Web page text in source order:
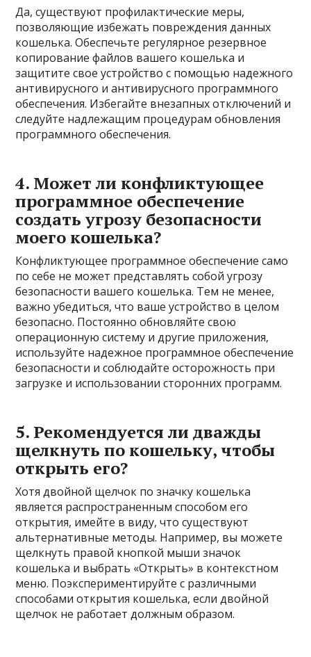
Да, существуют профилактические меры,
позволяющие избежать повреждения данных
кошелька. Обеспечьте регулярное резервное
копирование файлов вашего кошелька и
защитите свое устройство с помощью надежного
антивирусного и антивирусного программного
обеспечения. Избегайте внезапных отключений и
следуйте надлежащим процедурам обновления
программного обеспечения.
4. Может ли конфликтующее
программное обеспечение
создать угрозу безопасности
моего кошелька?
Конфликтующее программное обеспечение само
по себе не может представлять собой угрозу
безопасности вашего кошелька. Тем не менее,
важно убедиться, что ваше устройство в целом
безопасно. Постоянно обновляйте свою
операционную систему и другие приложения,
используйте надежное программное обеспечение
безопасности и соблюдайте осторожность при
загрузке и использовании сторонних программ.
5. Рекомендуется ли дважды
щелкнуть по кошельку, чтобы
открыть его?
Хотя двойной щелчок по значку кошелька
является распространенным способом его
открытия, имейте в виду, что существуют
альтернативные методы. Например, вы можете
щелкнуть правой кнопкой мыши значок
кошелька и выбрать «Открыть» в контекстном
меню. Поэкспериментируйте с различными
способами открытия кошелька, если двойной
щелчок не работает должным образом.